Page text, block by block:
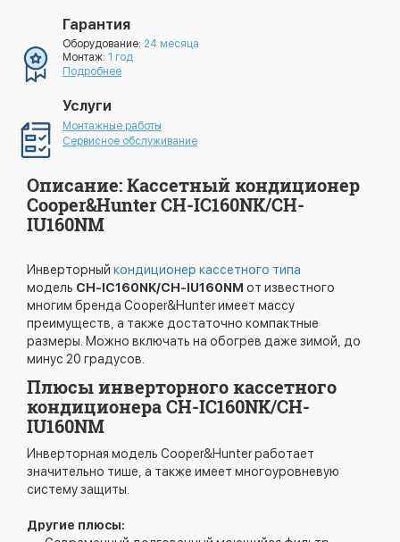
Гарантия
Оборудование: 24 месяца
Монтаж: 1 год
Подробнее
Услуги
Монтажные работы
Сервисное обслуживание
Описание: Кассетный кондиционер
Cooper&Hunter CH-IC160NK/CH-
IU160NM
Инверторный кондиционер кассетного типа
модель CH-IC160NK/CH-IU160NM от известного
многим бренда Cooper&Hunter имеет массу
преимуществ, а также достаточно компактные
размеры. Можно включать на обогрев даже зимой, до
минус 20 градусов.
Плюсы инверторного кассетного
кондиционера CH-IC160NK/CH-
IU160NM
Инверторная модель Cooper&Hunter работает
значительно тише, а также имеет многоуровневую
систему защиты.
Другие плюсы: